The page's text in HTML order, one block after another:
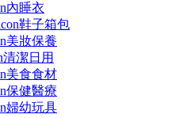
內睡衣
鞋子箱包
美妝保養
清潔日用
美食食材
保健醫療
婦幼玩具